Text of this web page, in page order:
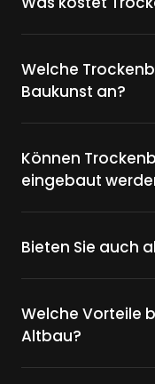
Welche
Baukunst an?
Können
eingebaut
Bieten Sie auch
Welche Vorteile
Altbau?